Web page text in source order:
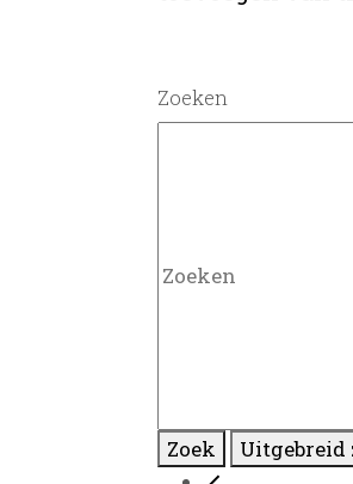
Zoeken
Zoek Uitgebreid